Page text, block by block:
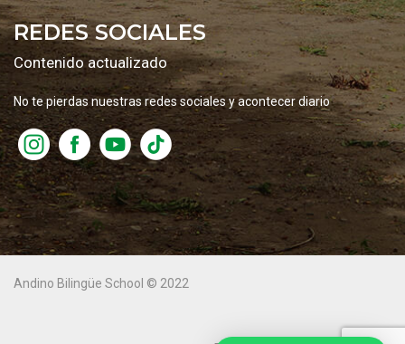
REDES SOCIALES
Contenido actualizado
No te pierdas nuestras redes sociales y acontecer diario
Andino Bilingüe School © 2022